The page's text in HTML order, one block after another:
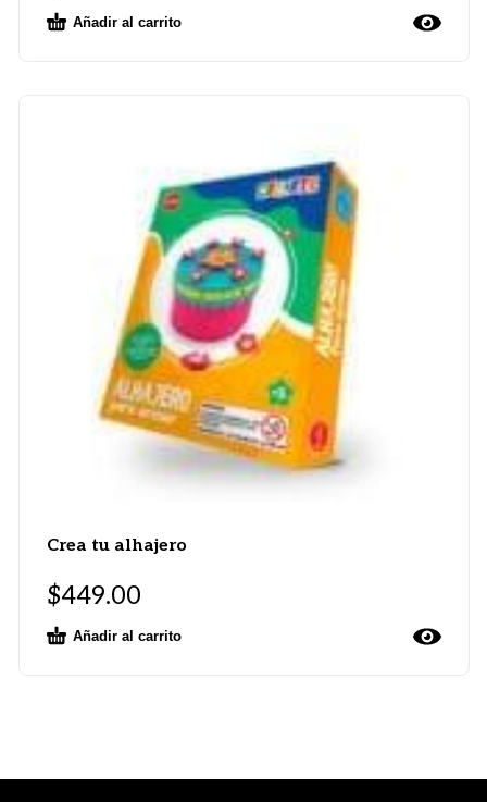
Añadir al carrito
Crea tu alhajero
$449.00
Añadir al carrito